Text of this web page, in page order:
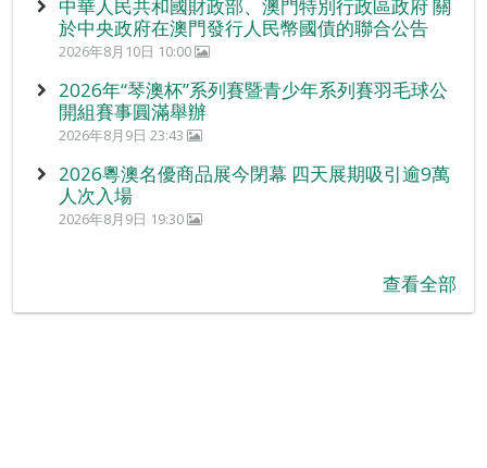
中華人民共和國財政部、澳門特別行政區政府 關
於中央政府在澳門發行人民幣國債的聯合公告
2026年8月10日 10:00
2026年“琴澳杯”系列賽暨青少年系列賽羽毛球公
開組賽事圓滿舉辦
2026年8月9日 23:43
2026粵澳名優商品展今閉幕 四天展期吸引逾9萬
人次入場
2026年8月9日 19:30
查看全部